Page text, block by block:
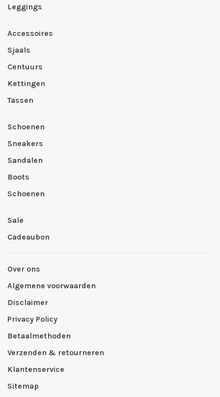
Leggings
Accessoires
Sjaals
Centuurs
Kettingen
Tassen
Schoenen
Sneakers
Sandalen
Boots
Schoenen
Sale
Cadeaubon
Over ons
Algemene voorwaarden
Disclaimer
Privacy Policy
Betaalmethoden
Verzenden & retourneren
Klantenservice
Sitemap